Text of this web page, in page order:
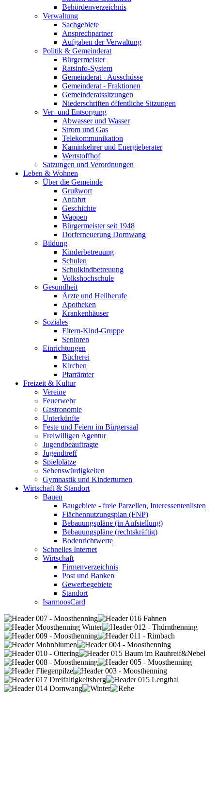
Behördenverzeichnis
Verwaltung
Sachgebiete
Ansprechpartner
Aufgaben der Verwaltung
Politik & Gemeinderat
Bürgermeister
Ratsinfo-System
Gemeinderat - Ausschüsse
Gemeinderat - Fraktionen
Gemeinderatssitzungen
Niederschriften öffentliche Sitzungen
Ver- und Entsorgung
Abwasser und Wasser
Strom und Gas
Telekommunikation
Kaminkehrer und Energieberater
Wertstoffhof
Satzungen und Verordnungen
Leben & Wohnen
Über die Gemeinde
Grußwort
Anfahrt
Geschichte
Wappen
Bürgermeister seit 1948
Dorferneuerung Dornwang
Bildung
Kinderbetreuung
Schulen
Schulkindbetreuung
Volkshochschule
Gesundheit
Ärzte und Heilberufe
Apotheken
Krankenhäuser
Soziales
Eltern-Kind-Gruppe
Senioren
Einrichtungen
Bücherei
Kirchen
Pfarrämter
Freizeit & Kultur
Vereine
Feuerwehr
Gastronomie
Unterkünfte
Feste und Feiern im Bürgersaal
Freiwilligen Agentur
Jugendbeauftragte
Jugendtreff
Spielplätze
Sehenswürdigkeiten
Gymnastik und Kinderturnen
Wirtschaft & Standort
Bauen
Baugebiete - freie Parzellen, Interessentenlisten
Flächennutzungsplan (FNP)
Bebauungspläne (in Aufstellung)
Bebauungspläne (rechtskräftig)
Bodenrichtwerte
Schnelles Internet
Wirtschaft
Firmenverzeichnis
Post und Banken
Gewerbegebiete
Standort
IsarmoosCard